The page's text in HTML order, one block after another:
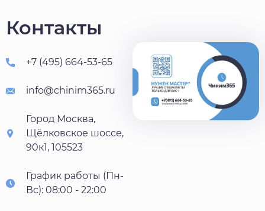
Контакты
+7 (495) 664-53-65
info@chinim365.ru
Город Москва,
Щёлковское шоссе,
90к1, 105523
График работы (Пн-
Вс): 08:00 - 22:00